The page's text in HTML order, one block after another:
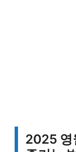
2025 영